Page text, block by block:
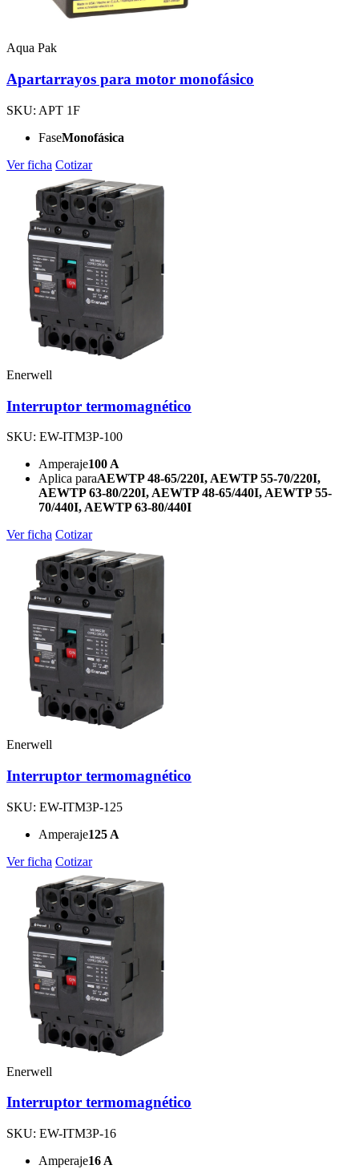
Aqua Pak
Apartarrayos para motor monofásico
SKU: APT 1F
FaseMonofásica
Ver ficha Cotizar
Enerwell
Interruptor termomagnético
SKU: EW-ITM3P-100
Amperaje100 A
Aplica paraAEWTP 48-65/220I, AEWTP 55-70/220I,
AEWTP 63-80/220I, AEWTP 48-65/440I, AEWTP 55-
70/440I, AEWTP 63-80/440I
Ver ficha Cotizar
Enerwell
Interruptor termomagnético
SKU: EW-ITM3P-125
Amperaje125 A
Ver ficha Cotizar
Enerwell
Interruptor termomagnético
SKU: EW-ITM3P-16
Amperaje16 A